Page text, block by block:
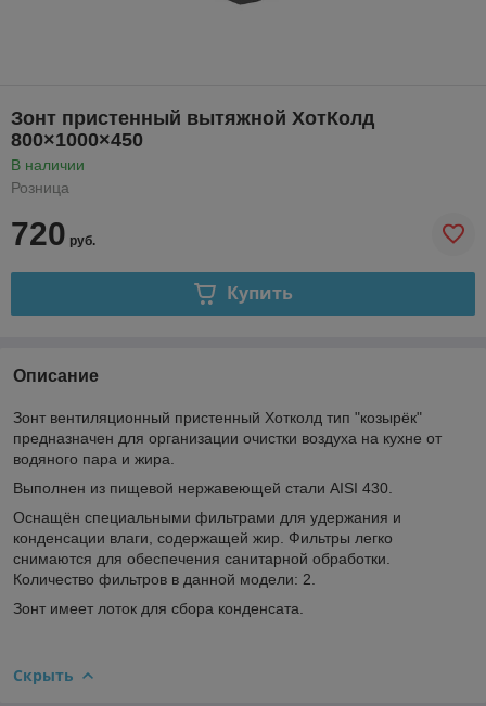
Зонт пристенный вытяжной ХотКолд
800×1000×450
В наличии
Розница
720 руб.
Купить
Описание
Зонт вентиляционный пристенный Хотколд тип "козырёк"
предназначен для организации очистки воздуха на кухне от
водяного пара и жира.
Выполнен из пищевой нержавеющей стали AISI 430.
Оснащён специальными фильтрами для удержания и
конденсации влаги, содержащей жир. Фильтры легко
снимаются для обеспечения санитарной обработки.
Количество фильтров в данной модели: 2.
Зонт имеет лоток для сбора конденсата.
Скрыть